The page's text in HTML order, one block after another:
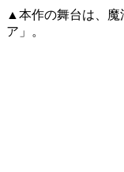
▲本作の舞台は、魔
ア」。